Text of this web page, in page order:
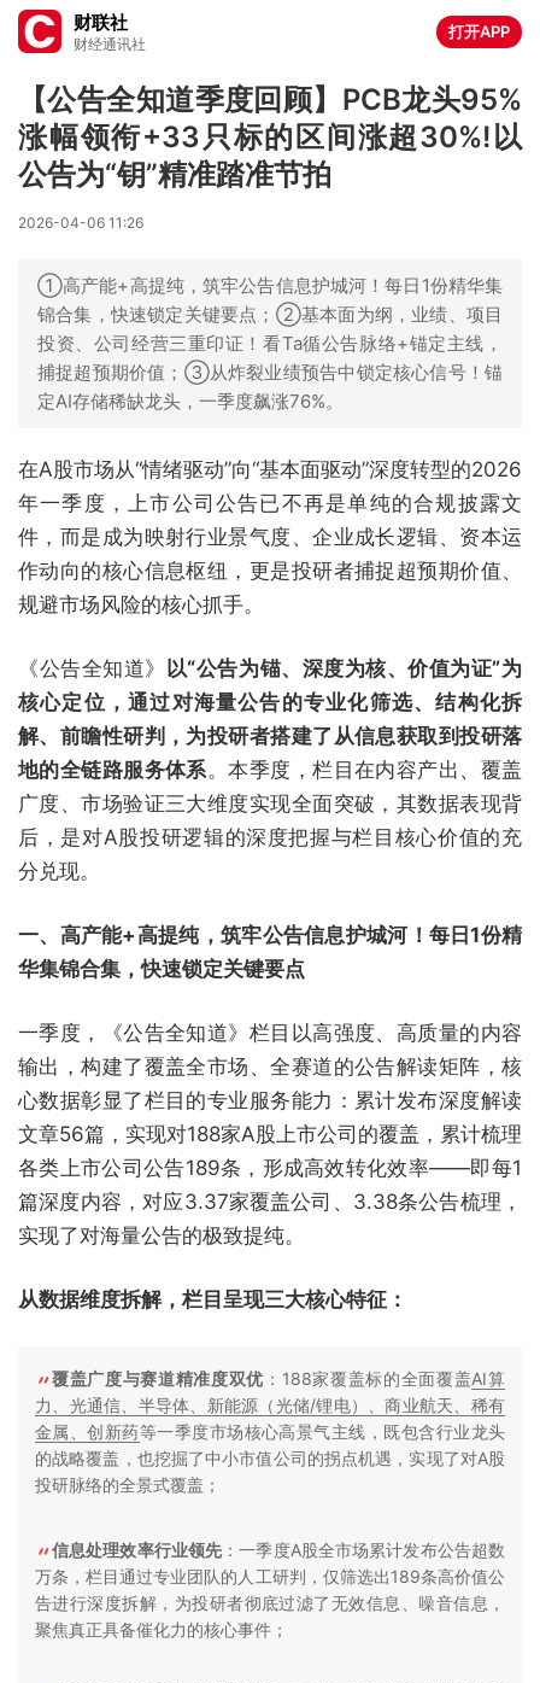
财联社
财经通讯社
打开APP
【公告全知道季度回顾】PCB龙头95%
涨幅领衔+33只标的区间涨超30%!以
公告为“钥”精准踏准节拍
2026-04-06 11:26
①高产能+高提纯，筑牢公告信息护城河！每日1份精华集
锦合集，快速锁定关键要点；②基本面为纲，业绩、项目
投资、公司经营三重印证！看Ta循公告脉络+锚定主线，
捕捉超预期价值；③从炸裂业绩预告中锁定核心信号！锚
定AI存储稀缺龙头，一季度飙涨76%。
在A股市场从“情绪驱动”向“基本面驱动”深度转型的2026
年一季度，上市公司公告已不再是单纯的合规披露文
件，而是成为映射行业景气度、企业成长逻辑、资本运
作动向的核心信息枢纽，更是投研者捕捉超预期价值、
规避市场风险的核心抓手。
《公告全知道》 以“公告为锚、深度为核、价值为证”为
核心定位，通过对海量公告的专业化筛选、结构化拆
解、前瞻性研判，为投研者搭建了从信息获取到投研落
地的全链路服务体系。本季度，栏目在内容产出、覆盖
广度、市场验证三大维度实现全面突破，其数据表现背
后，是对A股投研逻辑的深度把握与栏目核心价值的充
分兑现。
一、高产能+高提纯，筑牢公告信息护城河！每日1份精
华集锦合集，快速锁定关键要点
一季度，《公告全知道》栏目以高强度、高质量的内容
输出，构建了覆盖全市场、全赛道的公告解读矩阵，核
心数据彰显了栏目的专业服务能力：累计发布深度解读
文章56篇，实现对188家A股上市公司的覆盖，累计梳理
各类上市公司公告189条，形成高效转化效率——即每1
篇深度内容，对应3.37家覆盖公司、3.38条公告梳理，
实现了对海量公告的极致提纯。
从数据维度拆解，栏目呈现三大核心特征：
覆盖广度与赛道精准度双优 ：188家覆盖标的全面覆盖AI算
力、光通信、半导体、新能源（光储/锂电）、商业航天、稀有
金属、创新药等一季度市场核心高景气主线，既包含行业龙头
的战略覆盖，也挖掘了中小市值公司的拐点机遇，实现了对A股
投研脉络的全景式覆盖；
信息处理效率行业领先 ：一季度A股全市场累计发布公告超数
万条，栏目通过专业团队的人工研判，仅筛选出189条高价值公
告进行深度拆解，为投研者彻底过滤了无效信息、噪音信息，
聚焦真正具备催化力的核心事件；